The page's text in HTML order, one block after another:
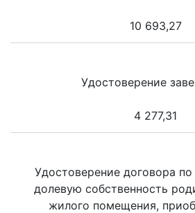
10 693,27
Удостоверение
4 277,31
Удостоверение договора
долевую собственность
жилого помещения,